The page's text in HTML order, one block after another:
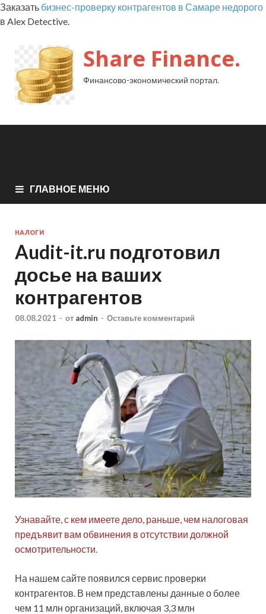
Заказать бизнес-проверку контрагентов в Самаре недорого
в Alex Detective.
Share Finance.
Финансово-экономический портал.
ГЛАВНОЕ МЕНЮ
НАЛОГИ
Audit-it.ru подготовил
досье на ваших
контрагентов
08.08.2021 - от admin - Оставьте комментарий
Узнавайте, с кем имеете дело, раньше, чем налоговая
предъявит вам обвинения в отсутствии должной
осмотрительности.
На нашем сайте появился сервис проверки
контрагентов. В нем представлены данные о более
чем 11 млн организаций, включая 3,3 млн